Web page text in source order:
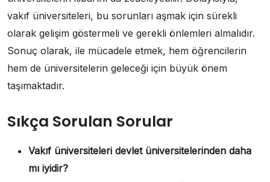
vakıf üniversiteleri, bu sorunları aşmak için sürekli
olarak gelişim göstermeli ve gerekli önlemleri almalıdır.
Sonuç olarak, ile mücadele etmek, hem öğrencilerin
hem de üniversitelerin geleceği için büyük önem
taşımaktadır.
Sıkça Sorulan Sorular
Vakıf üniversiteleri devlet üniversitelerinden daha
mı iyidir?